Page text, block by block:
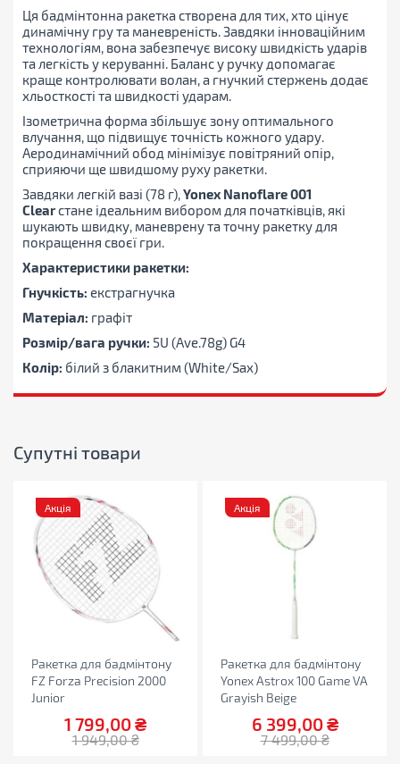
Ця бадмінтонна ракетка створена для тих, хто цінує
динамічну гру та маневреність. Завдяки інноваційним
технологіям, вона забезпечує високу швидкість ударів
та легкість у керуванні. Баланс у ручку допомагає
краще контролювати волан, а гнучкий стержень додає
хльосткості та швидкості ударам.
Ізометрична форма збільшує зону оптимального
влучання, що підвищує точність кожного удару.
Аеродинамічний обод мінімізує повітряний опір,
сприяючи ще швидшому руху ракетки.
Завдяки легкій вазі (78 г),Yonex Nanoflare 001
Clearстане ідеальним вибором для початківців, які
шукають швидку, маневрену та точну ракетку для
покращення своєї гри.
Характеристики ракетки:
Гнучкість: екстрагнучка
Матеріал: графіт
Розмір/вага ручки: 5U (Ave.78g) G4
Колір: білий з блакитним (White/Sax)
Супутні товари
Акція
Ракетка для бадмінтону
FZ Forza Precision 2000
Junior
1 799,00₴
1 949,00₴
Акція
Ракетка для бадмінтону
Yonex Astrox 100 Game VA
Grayish Beige
6 399,00₴
7 499,00₴